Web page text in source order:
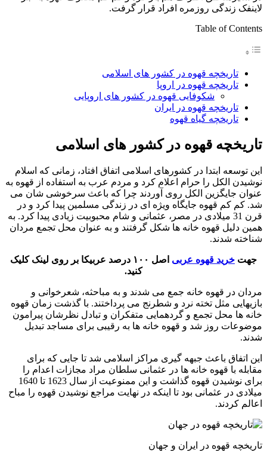
لاینفک زندگی روزمره افراد قرار گرفت.
Table of Contents
تاریخچه قهوه در کشور های اسلامی
تاریخچه قهوه در اروپا
شکوفایی قهوه در کشور های اروپایی
تاریخچه قهوه در ایران
تاریخچه گیاه قهوه
تاریخچه قهوه در کشور های اسلامی
این توسعه ابتدا در کشورهای اسلامی اتفاق افتاد، زمانی که اسلام
نوشیدن الکل را حرام اعلام کرد و مردم عرب به استفاده از قهوه به
عنوان جایگزین الکل روی آوردند چرا که باعث سرخوشی شان می
شد. کم کم قهوه جایگاه ویژه ای در زندگی مسلمین پیدا کرد و در
قرن 31 میلادی در مصر، عثمانی و شام محبوبیت زیادی پیدا کرد. به
همین دلیل قهوه خانه ها شکل گرفتند و به عنوان محل تجمع مردان
شناخته شدند.
جهت خرید قهوه عربی
اصل ۱۰۰ درصد عربیکا بر روی لینک کلیک
کنید.
مردان در قهوه خانه جمع می شدند و به مباحثه، شعرخوانی و
بازیهایی مثل تخته نرد و شطرنج می پرداختند. با گذشت زمان قهوه
خانه ها محل تجمع و گردهمایی متفکران و تبادل نظرشان پیرامون
موضوعات روز شد و قهوه خانه ها به رقیبی برای مساجد تبدیل
شدند.
این اتفاق باعث جبهه گیری مراکز اسلامی شد تا جایی که برای
مقابله با قهوه خانه ها در عثمانی سلطان مراد مجازات اعدام را
برای نوشیدن قهوه گذاشت و این ممنوعیت از سال 1623 تا 1640
میلادی در عثمانی بود تا اینکه در نهایت مراجع نوشیدن قهوه را مباح
اعالم کردند.
تاریخچه قهوه در ایران و جهان